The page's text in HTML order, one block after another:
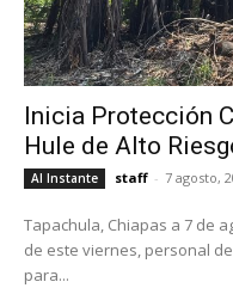
Inicia Protección
Hule de Alto
Al Instante staff - 7 agosto,
Tapachula, Chiapas a 7 de
de este viernes, personal
para...